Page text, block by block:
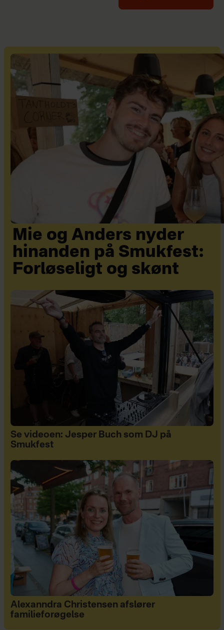
Mie og Anders nyder
hinanden på Smukfest:
Forløseligt og skønt
Se videoen: Jesper Buch som DJ på
Smukfest
Alexanndra Christensen afslører
familieforøgelse